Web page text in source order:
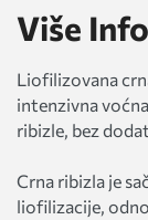
Više
Liofilizovana
intenzivna
ribizle, bez
Crna ribizla je
liofilizacije,